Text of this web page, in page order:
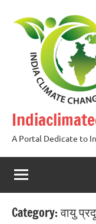
content
A Portal Dedicate to
Category:वायु